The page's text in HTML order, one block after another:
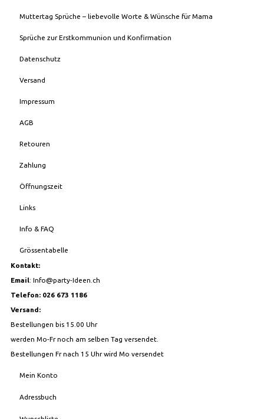
Muttertag Sprüche – liebevolle Worte & Wünsche für Mama
Sprüche zur Erstkommunion und Konfirmation
Datenschutz
Versand
Impressum
AGB
Retouren
Zahlung
Öffnungszeit
Links
Info & FAQ
Grössentabelle
Kontakt:
Email: Info@party-Ideen.ch
Telefon: 026 673 1186
Versand:
Bestellungen bis 15.00 Uhr
werden Mo-Fr noch am selben Tag versendet.
Bestellungen Fr nach 15 Uhr wird Mo versendet
Mein Konto
Adressbuch